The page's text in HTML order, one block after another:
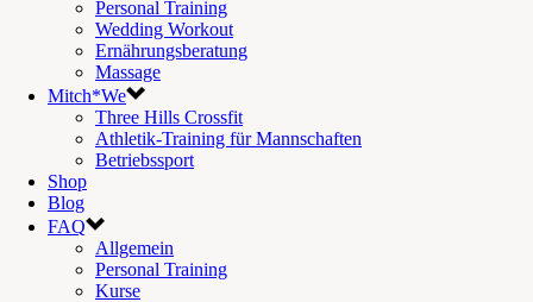
Personal Training
Wedding Workout
Ernährungsberatung
Massage
Mitch*We
Three Hills Crossfit
Athletik-Training für Mannschaften
Betriebssport
Shop
Blog
FAQ
Allgemein
Personal Training
Kurse